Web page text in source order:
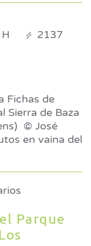
2137
Fichas de
Sierra de Baza
en vaina del
Parque